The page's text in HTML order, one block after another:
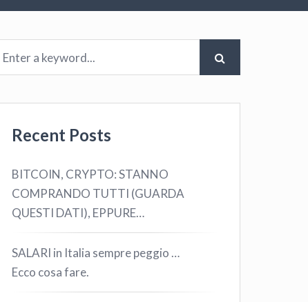
Recent Posts
BITCOIN, CRYPTO: STANNO
COMPRANDO TUTTI (GUARDA
QUESTI DATI), EPPURE…
SALARI in Italia sempre peggio …
Ecco cosa fare.